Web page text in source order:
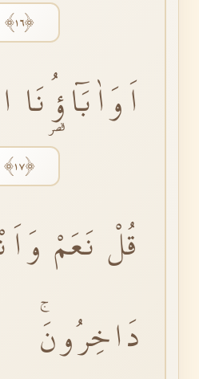
﴿١٦﴾
اَوَاٰبَٓاؤُ۬نَا
﴿١٧﴾
قُلْ نَعَمْ
دَاخِرُونَۚ